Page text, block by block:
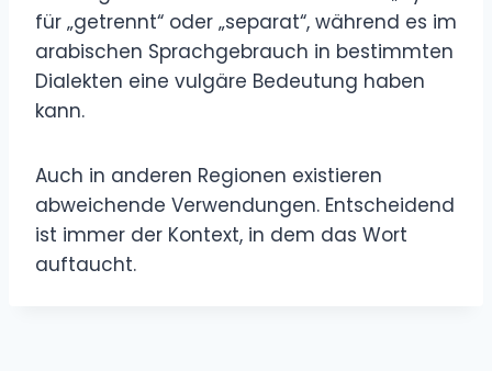
für „getrennt“ oder „separat“, während es im
arabischen Sprachgebrauch in bestimmten
Dialekten eine vulgäre Bedeutung haben
kann.
Auch in anderen Regionen existieren
abweichende Verwendungen. Entscheidend
ist immer der Kontext, in dem das Wort
auftaucht.